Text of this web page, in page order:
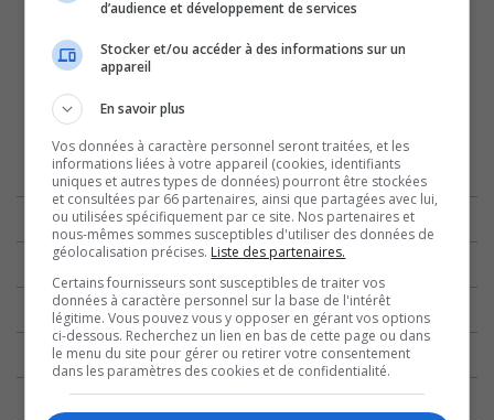
d’audience et développement de services
Stocker et/ou accéder à des informations sur un
appareil
En savoir plus
Vos données à caractère personnel seront traitées, et les
informations liées à votre appareil (cookies, identifiants
uniques et autres types de données) pourront être stockées
et consultées par 66 partenaires, ainsi que partagées avec lui,
ou utilisées spécifiquement par ce site. Nos partenaires et
nous-mêmes sommes susceptibles d'utiliser des données de
géolocalisation précises. Liste des partenaires.
Certains fournisseurs sont susceptibles de traiter vos
données à caractère personnel sur la base de l'intérêt
légitime. Vous pouvez vous y opposer en gérant vos options
ci-dessous. Recherchez un lien en bas de cette page ou dans
le menu du site pour gérer ou retirer votre consentement
dans les paramètres des cookies et de confidentialité.